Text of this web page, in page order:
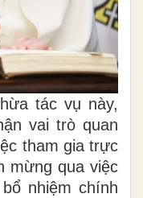
tác vụ này,
vai trò quan
tham gia trực
mừng qua việc
nhiệm chính